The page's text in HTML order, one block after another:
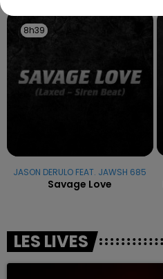
8h39
8h39
JASON DERULO FEAT. JAWSH 685
Savage Love
LES LIVES